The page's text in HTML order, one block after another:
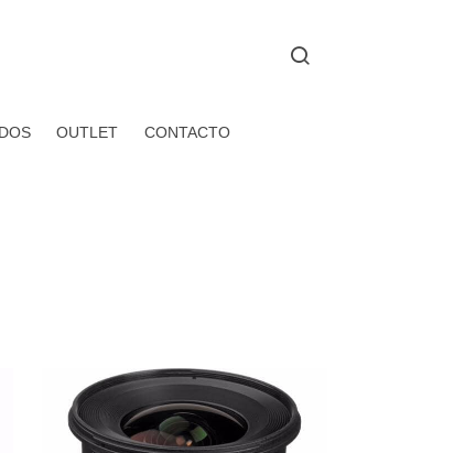
OUTLET CONTACTO